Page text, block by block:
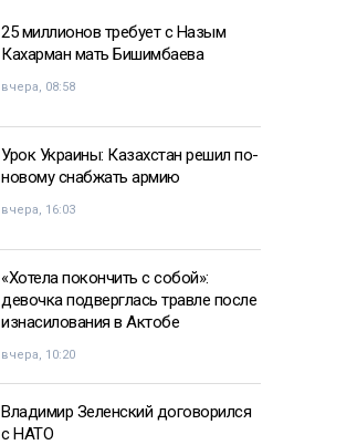
25 миллионов требует с Назым
Кахарман мать Бишимбаева
вчера, 08:58
Урок Украины: Казахстан решил по-
новому снабжать армию
вчера, 16:03
«Хотела покончить с собой»:
девочка подверглась травле после
изнасилования в Актобе
вчера, 10:20
Владимир Зеленский договорился
с НАТО